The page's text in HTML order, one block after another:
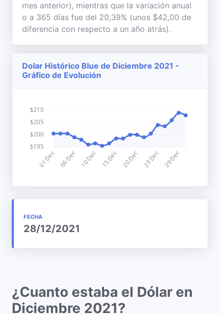
mes anterior), mientras que la variación anual
o a 365 días fue del 20,39% (unos $42,00 de
diferencia con respecto a un año atrás).
Dolar Histórico Blue de Diciembre 2021 -
Gráfico de Evolución
FECHA
28/12/2021
¿Cuanto estaba el Dólar en
Diciembre 2021?